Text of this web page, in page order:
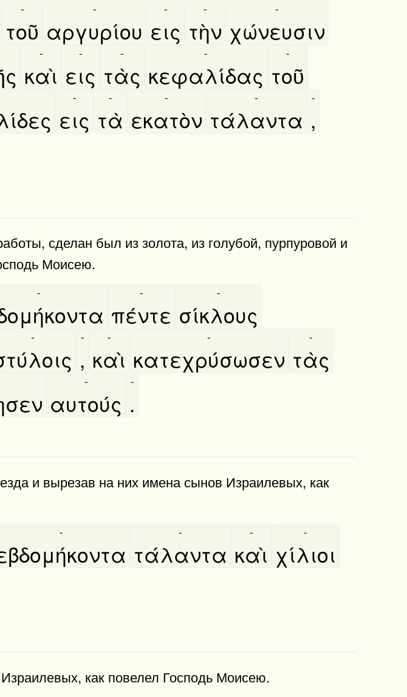
τοῦ
-
αργυρίου
-
εις
-
τὴν
-
χώνευσιν
-
καὶ
-
εις
-
τὰς
-
κεφαλίδας
-
τοῦ
-
εις
-
τὰ
-
εκατὸν
-
τάλαντα
-
,
-
сделан был из золота, из голубой, пурпуровой и
Моисею.
-
πέντε
-
σίκλους
-
-
,
-
καὶ
-
κατεχρύσωσεν
-
τὰς
-
αυτούς
-
.
-
и вырезав на них имена сынов Израилевых, как
-
τάλαντα
-
καὶ
-
χίλιοι
-
как повелел Господь Моисею.